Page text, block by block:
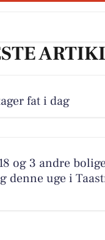
fat i dag
og 3 andre
denne uge i